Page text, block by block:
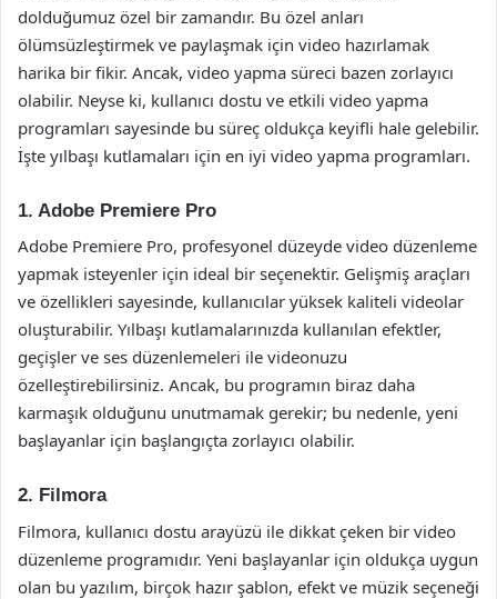
dolduğumuz özel bir zamandır. Bu özel anları
ölümsüzleştirmek ve paylaşmak için video hazırlamak
harika bir fikir. Ancak, video yapma süreci bazen zorlayıcı
olabilir. Neyse ki, kullanıcı dostu ve etkili video yapma
programları sayesinde bu süreç oldukça keyifli hale gelebilir.
İşte yılbaşı kutlamaları için en iyi video yapma programları.
1. Adobe Premiere Pro
Adobe Premiere Pro, profesyonel düzeyde video düzenleme
yapmak isteyenler için ideal bir seçenektir. Gelişmiş araçları
ve özellikleri sayesinde, kullanıcılar yüksek kaliteli videolar
oluşturabilir. Yılbaşı kutlamalarınızda kullanılan efektler,
geçişler ve ses düzenlemeleri ile videonuzu
özelleştirebilirsiniz. Ancak, bu programın biraz daha
karmaşık olduğunu unutmamak gerekir; bu nedenle, yeni
başlayanlar için başlangıçta zorlayıcı olabilir.
2. Filmora
Filmora, kullanıcı dostu arayüzü ile dikkat çeken bir video
düzenleme programıdır. Yeni başlayanlar için oldukça uygun
olan bu yazılım, birçok hazır şablon, efekt ve müzik seçeneği